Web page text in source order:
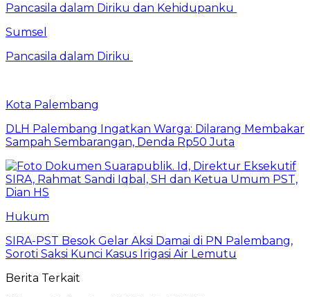
Pancasila dalam Diriku dan Kehidupanku
Sumsel
Pancasila dalam Diriku
Kota Palembang
DLH Palembang Ingatkan Warga: Dilarang Membakar
Sampah Sembarangan, Denda Rp50 Juta
Hukum
SIRA-PST Besok Gelar Aksi Damai di PN Palembang,
Soroti Saksi Kunci Kasus Irigasi Air Lemutu
Berita Terkait